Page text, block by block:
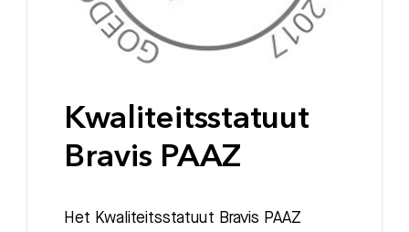
Kwaliteitsstatuut
Bravis PAAZ
Het Kwaliteitsstatuut Bravis PAAZ